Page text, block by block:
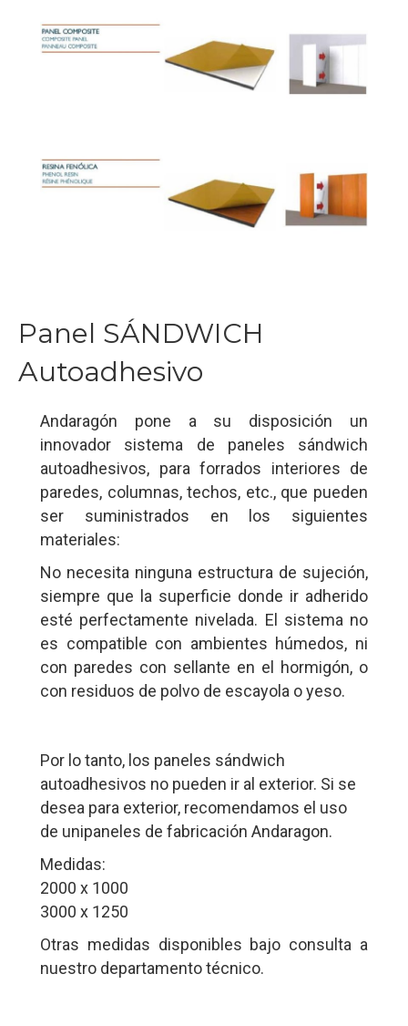
Panel SÁNDWICH
Autoadhesivo
Andaragón pone a su disposición un
innovador sistema de paneles sándwich
autoadhesivos, para forrados interiores de
paredes, columnas, techos, etc., que pueden
ser suministrados en los siguientes
materiales:
No necesita ninguna estructura de sujeción,
siempre que la superficie donde ir adherido
esté perfectamente nivelada. El sistema no
es compatible con ambientes húmedos, ni
con paredes con sellante en el hormigón, o
con residuos de polvo de escayola o yeso.
Por lo tanto, los paneles sándwich
autoadhesivos no pueden ir al exterior. Si se
desea para exterior, recomendamos el uso
de unipaneles de fabricación Andaragon.
Medidas:
2000 x 1000
3000 x 1250
Otras medidas disponibles bajo consulta a
nuestro departamento técnico.